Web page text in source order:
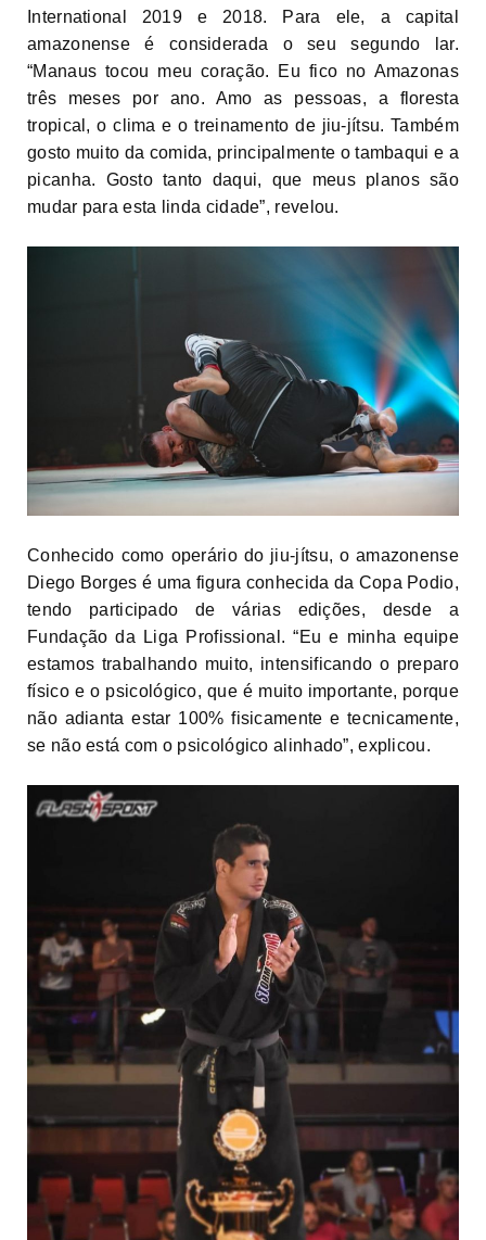
International 2019 e 2018. Para ele, a capital
amazonense é considerada o seu segundo lar.
“Manaus tocou meu coração. Eu fico no Amazonas
três meses por ano. Amo as pessoas, a floresta
tropical, o clima e o treinamento de jiu-jítsu. Também
gosto muito da comida, principalmente o tambaqui e a
picanha. Gosto tanto daqui, que meus planos são
mudar para esta linda cidade”, revelou.
Conhecido como operário do jiu-jítsu, o amazonense
Diego Borges é uma figura conhecida da Copa Podio,
tendo participado de várias edições, desde a
Fundação da Liga Profissional. “Eu e minha equipe
estamos trabalhando muito, intensificando o preparo
físico e o psicológico, que é muito importante, porque
não adianta estar 100% fisicamente e tecnicamente,
se não está com o psicológico alinhado”, explicou.